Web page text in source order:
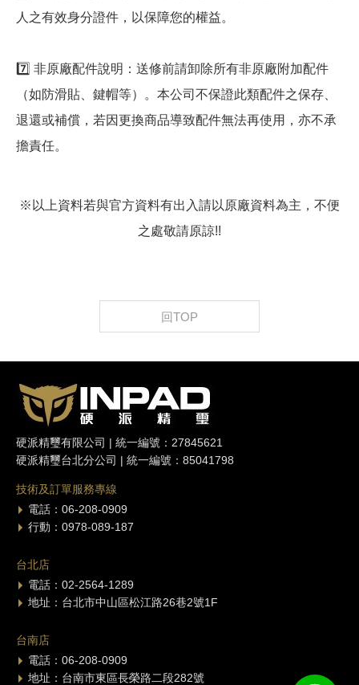
人之有效身分證件，以保障您的權益。
7️⃣ 非原廠配件說明：送修前請卸除所有非原廠附加配件
（如防滑貼、鍵帽等）。本公司不保證此類配件之保存、
退還或補償，若因更換商品導致配件無法再使用，亦不承
擔責任。
※以上資料若與官方資料有出入請以原廠資料為主，不便
之處敬請原諒!!
回TOP
硬派精璽有限公司 | 統一編號：27845621
硬派精璽台北分公司 | 統一編號：85041798
技術及訂單服務專線
電話：06-208-0909
行動：0978-089-187
台北店
電話：02-2564-1289
地址：台北市中山區松江路26巷2號1F
台南店
電話：06-208-0909
地址：台南市東區長榮路二段282號